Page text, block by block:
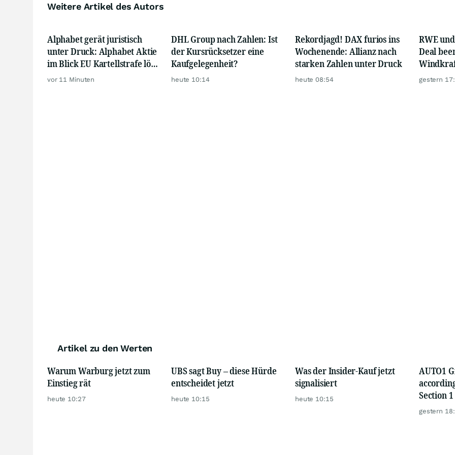
Weitere Artikel des Autors
Alphabet gerät juristisch
unter Druck: Alphabet Aktie
im Blick EU Kartellstrafe löst
neue Klagewelle gegen
vor 11 Minuten
DHL Group nach Zahlen: Ist
der Kursrücksetzer eine
Kaufgelegenheit?
heute 10:14
Rekordjagd! DAX furios ins
Wochenende: Allianz nach
starken Zahlen unter Druck
heute 08:54
RWE
Deal
gestern
Artikel zu den Werten
Warum Warburg jetzt zum
Einstieg rät
heute 10:27
UBS sagt Buy – diese Hürde
entscheidet jetzt
heute 10:15
Was der Insider-Kauf jetzt
signalisiert
heute 10:15
AUTO1
Section 1
German
gestern